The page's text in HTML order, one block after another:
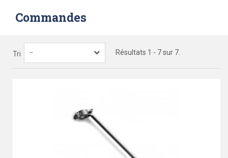
Commandes
Tri -- Résultats 1 - 7 sur 7.